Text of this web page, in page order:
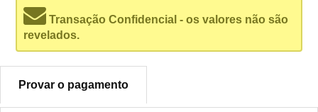
Transação Confidencial - os valores não são
revelados.
Provar o pagamento